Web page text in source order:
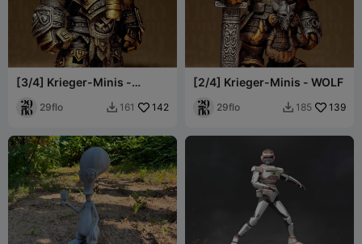
[3/4] Krieger-Minis -
29flo  161 142
[2/4] Krieger-Minis - WOLF
29flo  185 139